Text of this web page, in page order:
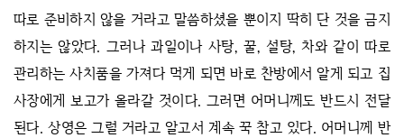
따로 준비하지 않을 거라고 말씀하셨을 뿐이지 딱히 단 것을 금지
하지는 않았다. 그러나 과일이나 사탕, 꿀, 설탕, 차와 같이 따로
관리하는 사치품을 가져다 먹게 되면 바로 찬방에서 알게 되고 집
사장에게 보고가 올라갈 것이다. 그러면 어머니께도 반드시 전달
된다. 상영은 그럴 거라고 알고서 계속 꾹 참고 있다. 어머니께 반